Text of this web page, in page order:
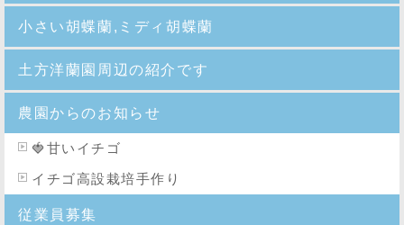
小さい胡蝶蘭,ミディ胡蝶蘭
土方洋蘭園周辺の紹介です
農園からのお知らせ
🍓 甘いイチゴ
イチゴ高設栽培手作り
従業員募集